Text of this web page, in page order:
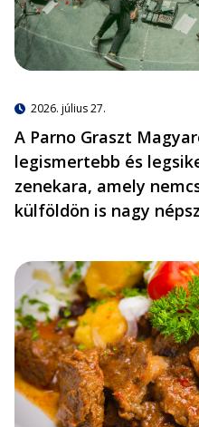
2026. július 27.
A Parno Graszt
legismertebb és
zenekara, amely
külföldön is nagy